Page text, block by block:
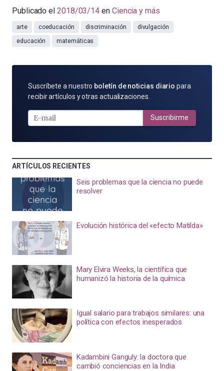
Publicado el 2018/03/14 en Ciencia y más
arte coeducación discriminación
divulgación
educación
matemáticas
SUSCRÍBETE
POR
MAIL
Suscríbete a nuestro boletín de noticias diario para
recibir artículos y otras actualizaciones.
Suscribirme
ARTÍCULOS RECIENTES
Seis problemas que la ciencia no puede
resolver
Evolución histórica del «efecto Matilda»
Mary Elvira Weeks, la científica que
humanizó la historia de la química
Igual salario para trabajos similares: una
política con efectos inesperados
Kadambini Ganguly: la doctora que
cambió conciencias en la India